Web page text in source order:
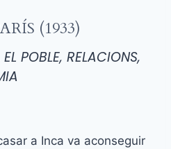
(1933)
POBLE, RELACIONS,
a Inca va aconseguir